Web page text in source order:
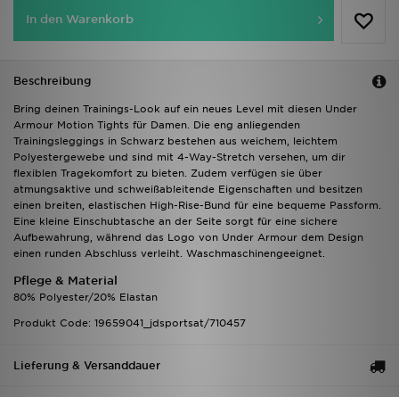
In den Warenkorb
Beschreibung
Bring deinen Trainings-Look auf ein neues Level mit diesen Under
Armour Motion Tights für Damen. Die eng anliegenden
Trainingsleggings in Schwarz bestehen aus weichem, leichtem
Polyestergewebe und sind mit 4-Way-Stretch versehen, um dir
flexiblen Tragekomfort zu bieten. Zudem verfügen sie über
atmungsaktive und schweißableitende Eigenschaften und besitzen
einen breiten, elastischen High-Rise-Bund für eine bequeme Passform.
Eine kleine Einschubtasche an der Seite sorgt für eine sichere
Aufbewahrung, während das Logo von Under Armour dem Design
einen runden Abschluss verleiht. Waschmaschinengeeignet.
Pflege & Material
80% Polyester/20% Elastan
Produkt Code: 19659041_jdsportsat/710457
Lieferung & Versanddauer